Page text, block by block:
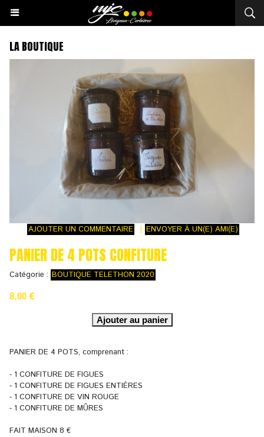
LA BOUTIQUE
AJOUTER UN COMMENTAIRE | ENVOYER À UN(E) AMI(E)
PANIER DE 4 POTS CONFITURE
Catégorie : BOUTIQUE TELETHON 2020
8,00 €
PANIER DE 4 POTS, comprenant :
- 1 CONFITURE DE FIGUES
- 1 CONFITURE DE FIGUES ENTIÈRES
- 1 CONFITURE DE VIN ROUGE
- 1 CONFITURE DE MÛRES
FAIT MAISON 8 €